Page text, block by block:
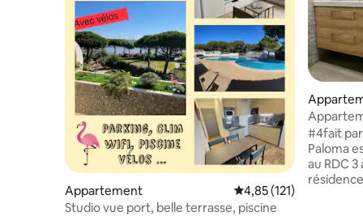
Appartement Évaluation moyenne
4,85 (121)
Studio vue port, belle terrasse, piscine
1min #4
#4fait
Paloma
au RDC